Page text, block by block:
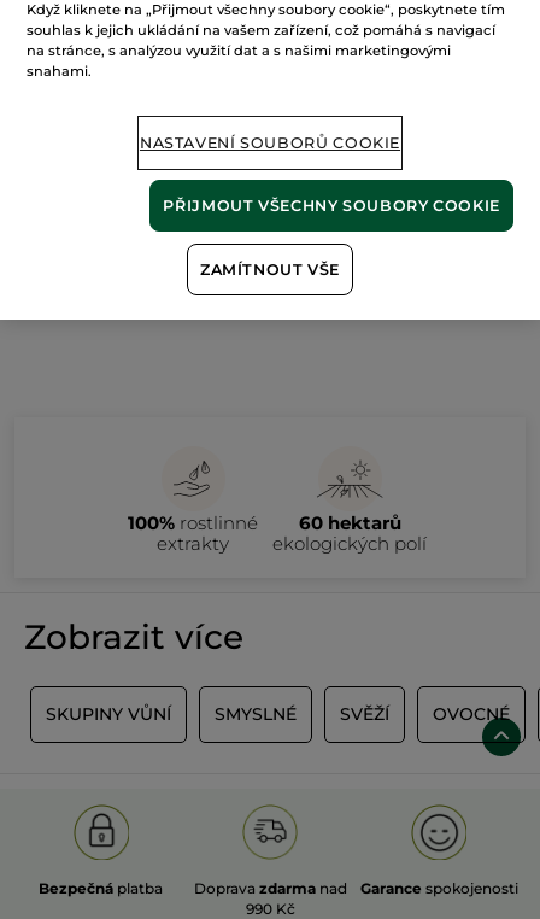
Parfémová voda Sable
Fauve
30 ml
PŘIDAT DO
100% rostlinné
extrakty
60 hektarů
ekologických polí
Zobrazit více
SKUPINY VŮNÍ SMYSLNÉ SVĚŽÍ OVOCNÉ
Bezpečná platba Doprava zdarma nad
990 Kč
Garance spokojenosti
Když kliknete na „Přijmout všechny soubory cookie“, poskytnete tím
souhlas k jejich ukládání na vašem zařízení, což pomáhá s navigací
na stránce, s analýzou využití dat a s našimi marketingovými
snahami.
NASTAVENÍ SOUBORŮ COOKIE
ZAMÍTNOUT VŠE
PŘIJMOUT VŠECHNY SOUBORY COOKIE